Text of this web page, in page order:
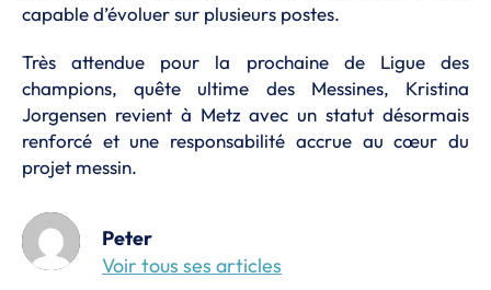
capable d’évoluer sur plusieurs postes.
Très attendue pour la prochaine de Ligue des
champions, quête ultime des Messines, Kristina
Jorgensen revient à Metz avec un statut désormais
renforcé et une responsabilité accrue au cœur du
projet messin.
Peter
Voir tous ses articles